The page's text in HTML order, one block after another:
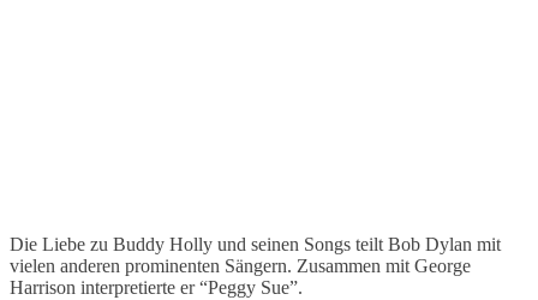
Die Liebe zu Buddy Holly und seinen Songs teilt Bob Dylan mit
vielen anderen prominenten Sängern. Zusammen mit George
Harrison interpretierte er “Peggy Sue”.